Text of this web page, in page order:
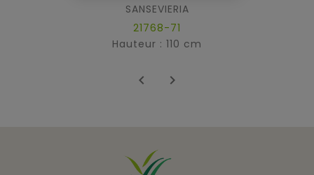
SANSEVIERIA
21768-71
Hauteur : 110 cm
 